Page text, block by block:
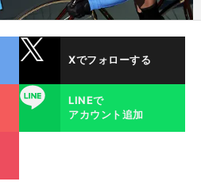
Xでフォローする
LINE
LINEで
アカウント追加